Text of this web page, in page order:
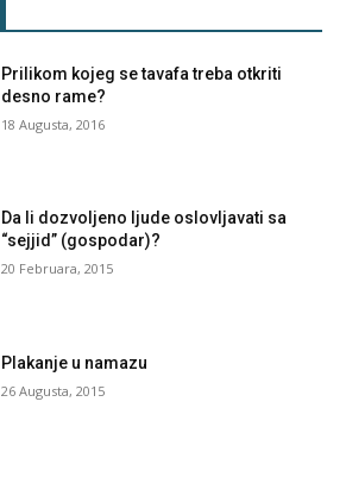
Prilikom kojeg se tavafa treba otkriti
desno rame?
18 Augusta, 2016
Da li dozvoljeno ljude oslovljavati sa
“sejjid” (gospodar)?
20 Februara, 2015
Plakanje u namazu
26 Augusta, 2015